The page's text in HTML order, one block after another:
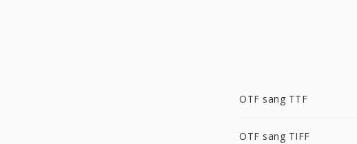
OTF sang TTF
OTF sang TIFF